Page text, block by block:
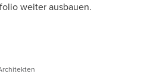
weiter ausbauen.